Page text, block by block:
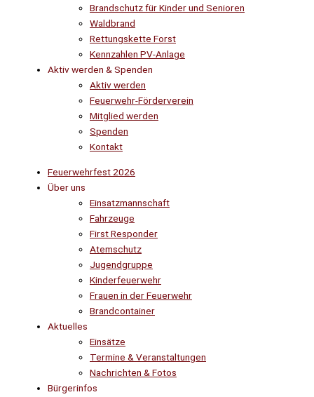
Brandschutz für Kinder und Senioren
Waldbrand
Rettungskette Forst
Kennzahlen PV-Anlage
Aktiv werden & Spenden
Aktiv werden
Feuerwehr-Förderverein
Mitglied werden
Spenden
Kontakt
Feuerwehrfest 2026
Über uns
Einsatzmannschaft
Fahrzeuge
First Responder
Atemschutz
Jugendgruppe
Kinderfeuerwehr
Frauen in der Feuerwehr
Brandcontainer
Aktuelles
Einsätze
Termine & Veranstaltungen
Nachrichten & Fotos
Bürgerinfos